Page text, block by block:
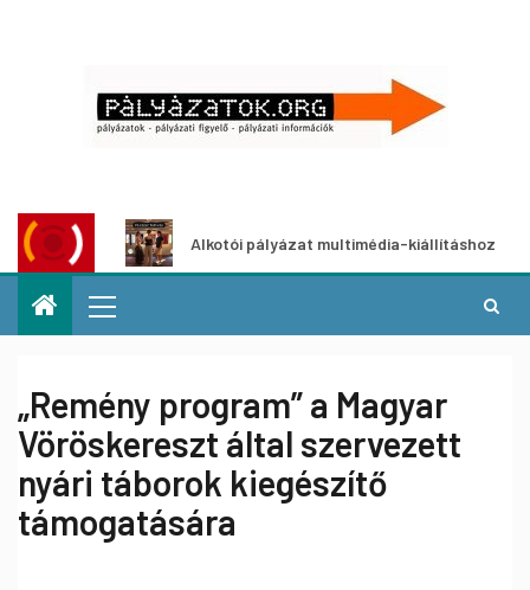
Alkotói pályázat multimédia-kiállításhoz
„Remény program” a Magyar
Vöröskereszt által szervezett
nyári táborok kiegészítő
támogatására